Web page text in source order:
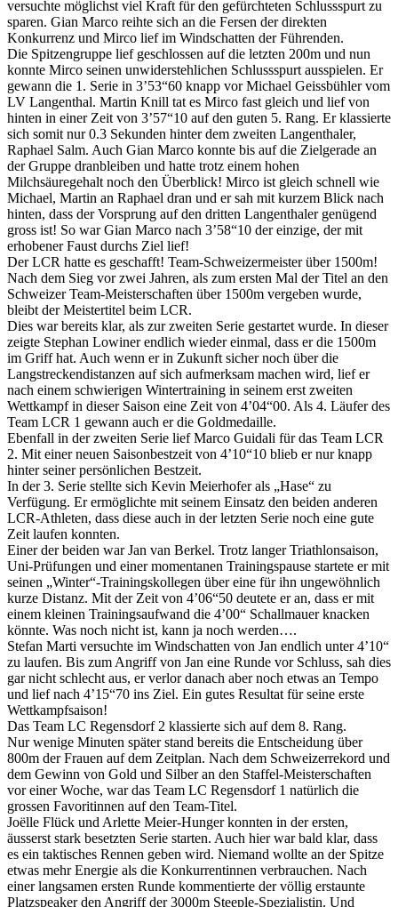
versuchte möglichst viel Kraft für den gefürchteten Schlussspurt zu
sparen. Gian Marco reihte sich an die Fersen der direkten
Konkurrenz und Mirco lief im Windschatten der Führenden.
Die Spitzengruppe lief geschlossen auf die letzten 200m und nun
konnte Mirco seinen unwiderstehlichen Schlussspurt ausspielen. Er
gewann die 1. Serie in 3’53“60 knapp vor Michael Geissbühler vom
LV Langenthal. Martin Knill tat es Mirco fast gleich und lief von
hinten in einer Zeit von 3’57“10 auf den guten 5. Rang. Er klassierte
sich somit nur 0.3 Sekunden hinter dem zweiten Langenthaler,
Raphael Salm. Auch Gian Marco konnte bis auf die Zielgerade an
der Gruppe dranbleiben und hatte trotz einem hohen
Milchsäuregehalt noch den Überblick! Mirco ist gleich schnell wie
Michael, Martin an Raphael dran und er sah mit kurzem Blick nach
hinten, dass der Vorsprung auf den dritten Langenthaler genügend
gross ist! So war Gian Marco nach 3’58“10 der einzige, der mit
erhobener Faust durchs Ziel lief!
Der LCR hatte es geschafft! Team-Schweizermeister über 1500m!
Nach dem Sieg vor zwei Jahren, als zum ersten Mal der Titel an den
Schweizer Team-Meisterschaften über 1500m vergeben wurde,
bleibt der Meistertitel beim LCR.
Dies war bereits klar, als zur zweiten Serie gestartet wurde. In dieser
zeigte Stephan Lowiner endlich wieder einmal, dass er die 1500m
im Griff hat. Auch wenn er in Zukunft sicher noch über die
Langstreckendistanzen auf sich aufmerksam machen wird, lief er
nach einem schwierigen Wintertraining in seinem erst zweiten
Wettkampf in dieser Saison eine Zeit von 4’04“00. Als 4. Läufer des
Team LCR 1 gewann auch er die Goldmedaille.
Ebenfall in der zweiten Serie lief Marco Guidali für das Team LCR
2. Mit einer neuen Saisonbestzeit von 4’10“10 blieb er nur knapp
hinter seiner persönlichen Bestzeit.
In der 3. Serie stellte sich Kevin Meierhofer als „Hase“ zu
Verfügung. Er ermöglichte mit seinem Einsatz den beiden anderen
LCR-Athleten, dass diese auch in der letzten Serie noch eine gute
Zeit laufen konnten.
Einer der beiden war Jan van Berkel. Trotz langer Triathlonsaison,
Uni-Prüfungen und einer momentanen Trainingspause startete er mit
seinen „Winter“-Trainingskollegen über eine für ihn ungewöhnlich
kurze Distanz. Mit der Zeit von 4’06“50 deutete er an, dass er mit
einem kleinen Trainingsaufwand die 4’00“ Schallmauer knacken
könnte. Was noch nicht ist, kann ja noch werden….
Stefan Marti versuchte im Windschatten von Jan endlich unter 4’10“
zu laufen. Bis zum Angriff von Jan eine Runde vor Schluss, sah dies
gar nicht schlecht aus, er verlor danach aber noch etwas an Tempo
und lief nach 4’15“70 ins Ziel. Ein gutes Resultat für seine erste
Wettkampfsaison!
Das Team LC Regensdorf 2 klassierte sich auf dem 8. Rang.
Nur wenige Minuten später stand bereits die Entscheidung über
800m der Frauen auf dem Zeitplan. Nach dem Schweizerrekord und
dem Gewinn von Gold und Silber an den Staffel-Meisterschaften
vor einer Woche, war das Team LC Regensdorf 1 natürlich die
grossen Favoritinnen auf den Team-Titel.
Joëlle Flück und Arlette Meier-Hunger konnten in der ersten,
äusserst stark besetzten Serie starten. Auch hier war bald klar, dass
es ein taktisches Rennen geben wird. Niemand wollte an der Spitze
etwas mehr Energie als die Konkurrentinnen verbrauchen. Nach
einer langsamen ersten Runde kommentierte der völlig erstaunte
Platzspeaker den Angriff der 3000m Steeple-Spezialistin. Und